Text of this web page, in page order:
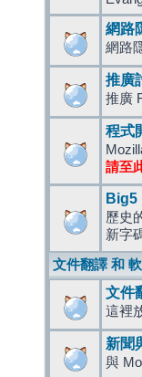
網路
網路
推廣
推廣
程式
請至
Big5
歷史
新字
文件翻譯 和
文件
這裡
新聞
與